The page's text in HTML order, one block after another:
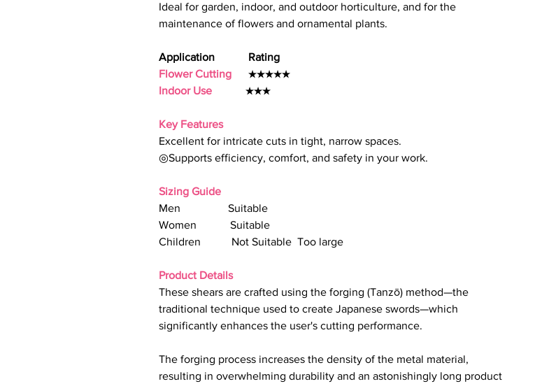
Ideal for garden, indoor, and outdoor horticulture, and for the
maintenance of flowers and ornamental plants.
Application Rating
Flower Cutting ★★★★★
Indoor Use ★★★
Key Features
Excellent for intricate cuts in tight, narrow spaces.
◎Supports efficiency, comfort, and safety in your work.
Sizing Guide
Men Suitable
Women Suitable
Children Not Suitable Too large
Product Details
These shears are crafted using the forging (Tanzō) method—the
traditional technique used to create Japanese swords—which
significantly enhances the user's cutting performance.
The forging process increases the density of the metal material,
resulting in overwhelming durability and an astonishingly long product